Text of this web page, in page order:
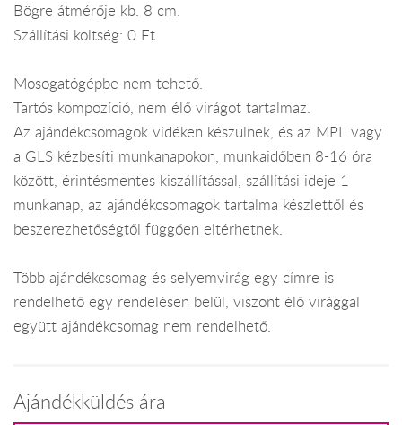
Bögre átmérője kb. 8 cm.
Szállítási költség: 0 Ft.
Mosogatógépbe nem tehető.
Tartós kompozíció, nem élő virágot tartalmaz.
Az ajándékcsomagok vidéken készülnek, és az MPL vagy
a GLS kézbesíti munkanapokon, munkaidőben 8-16 óra
között, érintésmentes kiszállítással, szállítási ideje 1
munkanap, az ajándékcsomagok tartalma készlettől és
beszerezhetőségtől függően eltérhetnek.
Több ajándékcsomag és selyemvirág egy címre is
rendelhető egy rendelésen belül, viszont élő virággal
együtt ajándékcsomag nem rendelhető.
Ajándékküldés ára